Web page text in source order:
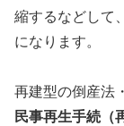
縮するなどして
になります。
再建型の倒産法
民事再生手続（